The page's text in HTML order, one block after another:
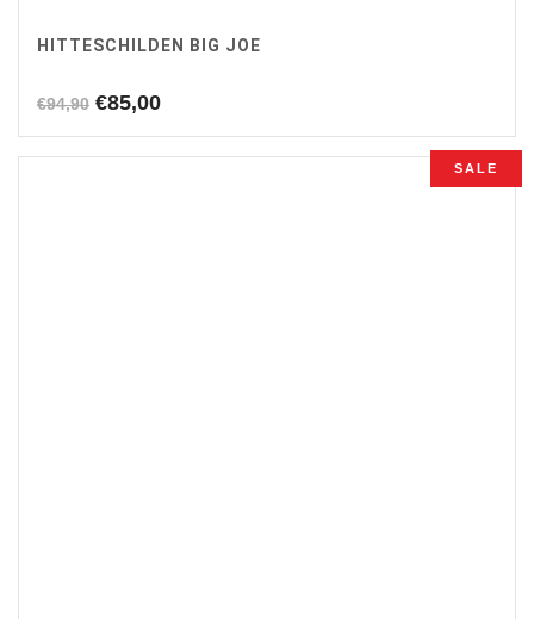
HITTESCHILDEN BIG JOE
€94,90 Oorspronkelijke
was:
€85,00Huidige
is:
SALE